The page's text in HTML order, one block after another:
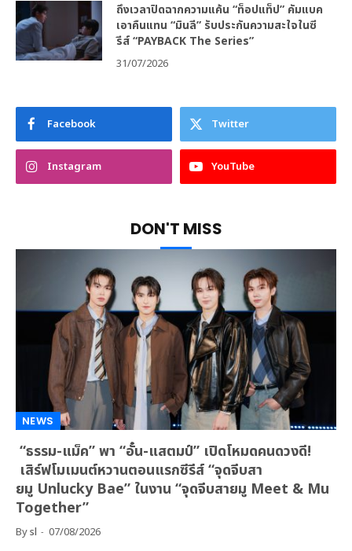
ถึงเวลาปิดฉากความแค้น “ท็อปแท็ป” คัมแบค
เอาคืนแทน “มินลี” รับประกันความสะใจในซี
รีส์ “PAYBACK The Series”
31/07/2026
Facebook Twitter
Instagram YouTube
DON'T MISS
NEWS
“ธรรม-แม็ค” พา “อั๋น-แสตมป์” เปิดโหมดคนดวงดี!
เสิร์ฟโมเมนต์หวานตอนแรกซีรีส์ “จุดจีบสา
ยมู Unlucky Bae” ในงาน “จุดจีบสายมู Meet & Mu
Together”
Bysl 07/08/2026